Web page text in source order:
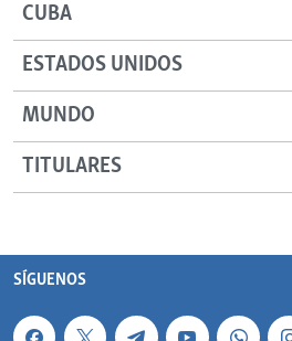
CUBA
ESTADOS UNIDOS
MUNDO
TITULARES
SÍGUENOS